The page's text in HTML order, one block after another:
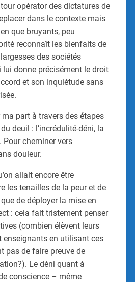
opérator des dictatures de
dans le contexte mais
que bruyants, peu
reconnaît les bienfaits de
des sociétés
lui donne précisément le droit
et son inquiétude sans
part à travers des étapes
deuil : l’incrédulité-déni, la
Pour cheminer vers
douleur.
allait encore être
les tenailles de la peur et de
de déployer la mise en
: cela fait tristement penser
(combien élèvent leurs
enseignants en utilisant ces
pas de faire preuve de
Le déni quant à
conscience – même